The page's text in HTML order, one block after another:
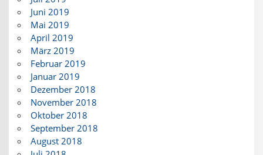
Juni 2019
Mai 2019
April 2019
März 2019
Februar 2019
Januar 2019
Dezember 2018
November 2018
Oktober 2018
September 2018
August 2018